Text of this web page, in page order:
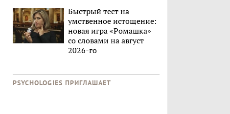
Быстрый тест на
умственное истощение:
новая игра «Ромашка»
со словами на август
2026-го
PSYCHOLOGIES ПРИГЛАШАЕТ